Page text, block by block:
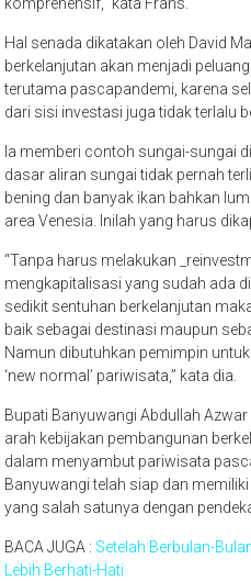
Hal senada dikatakan oleh David
berkelanjutan akan menjadi
terutama pascapandemi, karena
dari sisi investasi juga tidak terlalu
Ia memberi contoh sungai-sungai
dasar aliran sungai tidak pernah
bening dan banyak ikan bahkan
area Venesia. Inilah yang harus
“Tanpa harus melakukan
mengkapitalisasi yang sudah ada
sedikit sentuhan berkelanjutan
baik sebagai destinasi maupun
Namun dibutuhkan pemimpin
‘new normal’ pariwisata,” kata dia.
Bupati Banyuwangi Abdullah
arah kebijakan pembangunan
dalam menyambut pariwisata
Banyuwangi telah siap dan
yang salah satunya dengan
BACA JUGA : Setelah Berbulan-
Lebih Berhati-Hati